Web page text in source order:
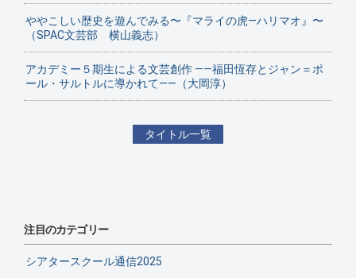
ややこしい歴史を遊んでみる〜『マライの虎—ハリマオ』〜
（SPAC文芸部 横山義志）
アカデミー５期生による文芸創作 ——福田恆存とジャン＝ポ
ール・サルトルに導かれて——（大岡淳）
タイトル一覧
注目のカテゴリー
シアタースクール通信2025